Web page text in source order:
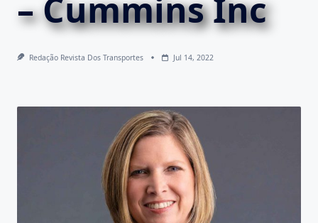
– Cummins Inc
Redação Revista Dos Transportes Jul 14, 2022